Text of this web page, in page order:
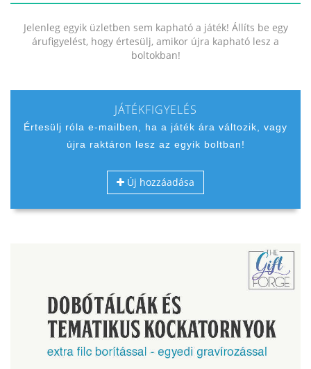
Jelenleg egyik üzletben sem kapható a játék! Állíts be egy
árufigyelést, hogy értesülj, amikor újra kapható lesz a
boltokban!
JÁTÉKFIGYELÉS
Értesülj róla e-mailben, ha a játék ára változik, vagy
újra raktáron lesz az egyik boltban!
Új hozzáadása